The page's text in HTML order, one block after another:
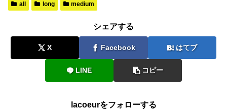
all long medium
シェアする
X Facebook はてブ
LINE コピー
lacoeurをフォローする